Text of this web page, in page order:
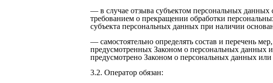
— в случае отзыва субъектом персональных данных
требованием о прекращении обработки
субъекта персональных данных при наличии
— самостоятельно определять состав и перечень
предусмотренных Законом о персональных данных
предусмотрено Законом о персональных данных
3.2. Оператор обязан: